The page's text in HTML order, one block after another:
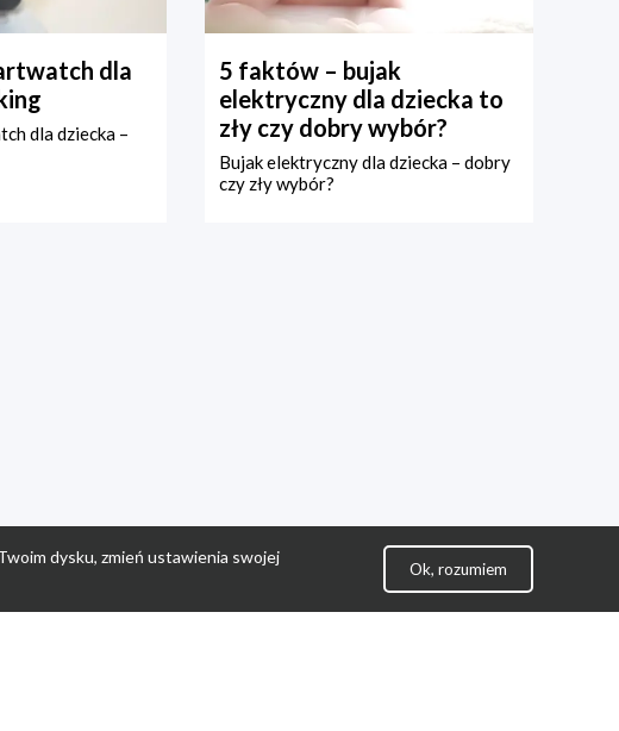
dla
dla dziecka –
5 faktów – bujak
elektryczny dla dziecka to
zły czy dobry wybór?
Bujak elektryczny dla dziecka – dobry
czy zły wybór?
dysku, zmień ustawienia swojej
Ok, rozumiem